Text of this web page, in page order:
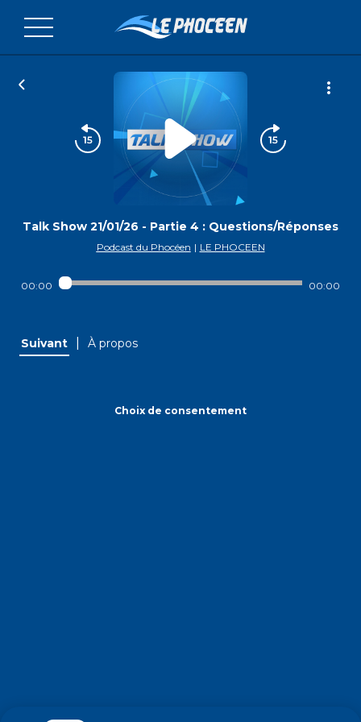
Talk Show 21/01/26 - Partie 4 : Questions/Réponses
Podcast du Phocéen | LE PHOCEEN
00:00 00:00
Suivant À propos
Choix de consentement